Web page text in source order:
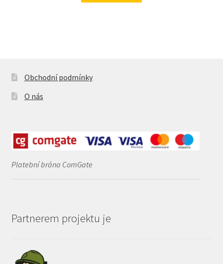
Obchodní podmínky
O nás
Platební brána ComGate
Partnerem projektu je